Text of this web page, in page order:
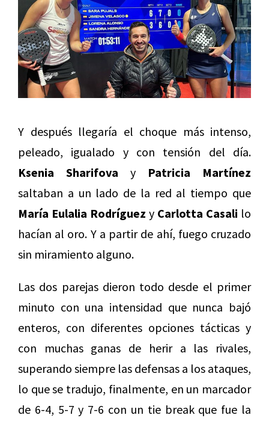
Y después llegaría el choque más intenso,
peleado, igualado y con tensión del día.
Ksenia Sharifova y Patricia Martínez
saltaban a un lado de la red al tiempo que
María Eulalia Rodríguez y Carlotta Casali lo
hacían al oro. Y a partir de ahí, fuego cruzado
sin miramiento alguno.
Las dos parejas dieron todo desde el primer
minuto con una intensidad que nunca bajó
enteros, con diferentes opciones tácticas y
con muchas ganas de herir a las rivales,
superando siempre las defensas a los ataques,
lo que se tradujo, finalmente, en un marcador
de 6-4, 5-7 y 7-6 con un tie break que fue la